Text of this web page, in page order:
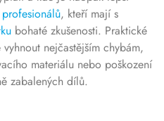
, kteří mají s
bohaté zkušenosti. Praktické
nejčastějším chybám,
materiálu nebo poškození
zabalených dílů.